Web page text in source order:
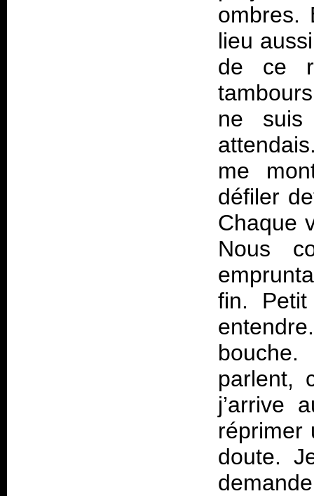
ombres.
lieu
de ce
ne suis
me
défiler
Chaque
Nous
fin.
parlent,
j’arrive
réprimer
doute.